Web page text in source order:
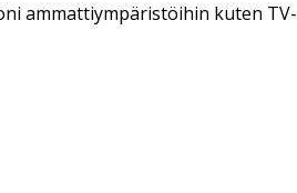
ammattiympäristöihin kuten TV-